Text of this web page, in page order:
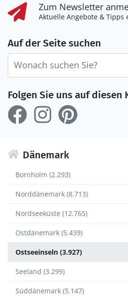
Zum Newsletter
Aktuelle Angebote & Tipps
Auf der Seite suchen
Folgen Sie uns auf diesen
Dänemark
Bornholm (2.293)
Norddänemark (8.713)
Nordseeküste (12.765)
Ostdänemark (5.439)
Ostseeinseln (3.927)
Seeland (3.299)
Süddänemark (5.147)